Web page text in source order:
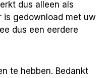
dus alleen als
is gedownload met uw
dus een eerdere
te hebben. Bedankt